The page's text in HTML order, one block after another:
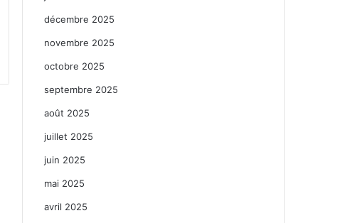
décembre 2025
novembre 2025
octobre 2025
septembre 2025
août 2025
juillet 2025
juin 2025
mai 2025
avril 2025